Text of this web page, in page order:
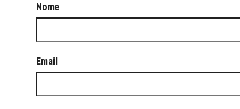
Nome
Email